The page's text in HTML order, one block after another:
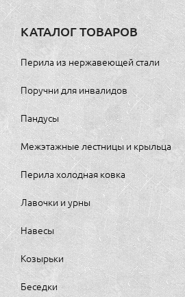
КАТАЛОГ ТОВАРОВ
Перила из нержавеющей стали
Поручни для инвалидов
Пандусы
Межэтажные лестницы и крыльца
Перила холодная ковка
Лавочки и урны
Навесы
Козырьки
Беседки